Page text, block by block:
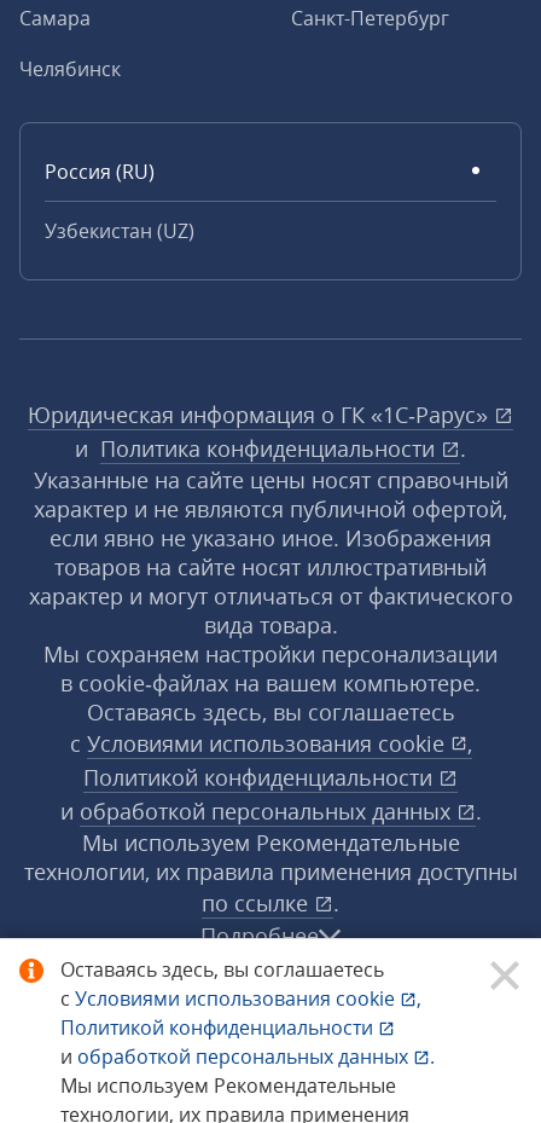
Оставаясь здесь, вы соглашаетесь
с Условиями использования cookie
,
Политикой конфиденциальности
и обработкой персональных данных
.
Мы используем Рекомендательные
технологии, их правила применения
Самара
Санкт-Петербург
Челябинск
Россия (RU)
Узбекистан (UZ)
Юридическая информация о ГК «1С‑Рарус»
и Политика конфиденциальности
.
Указанные на сайте цены носят справочный
характер и не являются публичной офертой,
если явно не указано иное. Изображения
товаров на сайте носят иллюстративный
характер и могут отличаться от фактического
вида товара.
Мы сохраняем настройки персонализации
в cookie‑файлах на вашем компьютере.
Оставаясь здесь, вы соглашаетесь
с Условиями использования cookie
,
Политикой конфиденциальности
и обработкой персональных данных
.
Мы используем Рекомендательные
технологии, их правила применения доступны
по ссылке
.
Подробнее
© 1998−2026 «1С‑Рарус» ®. Все права
защищены.